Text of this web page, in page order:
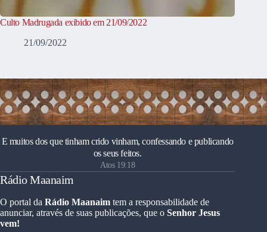
Culto Madrugada exibido em 21/09/2022
21/09/2022
E muitos dos que tinham crido vinham, confessando e publicando
os seus feitos.
Atos 19:18
Rádio Maanaim
O portal da Rádio Maanaim tem a responsabilidade de
anunciar, através de suas publicações, que o Senhor Jesus
vem!